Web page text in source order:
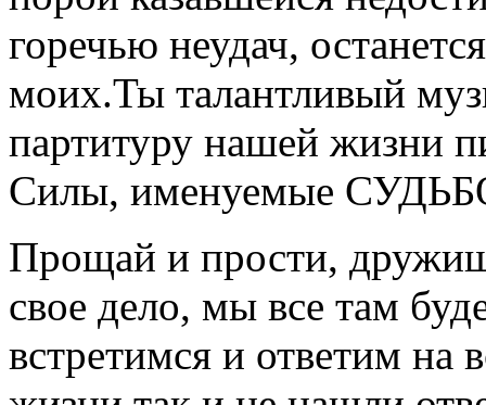
горечью неудач,
моих.Ты талантливый
партитуру нашей жизни
Силы, именуемые
Прощай и прости,
свое дело, мы все там
встретимся и ответим на